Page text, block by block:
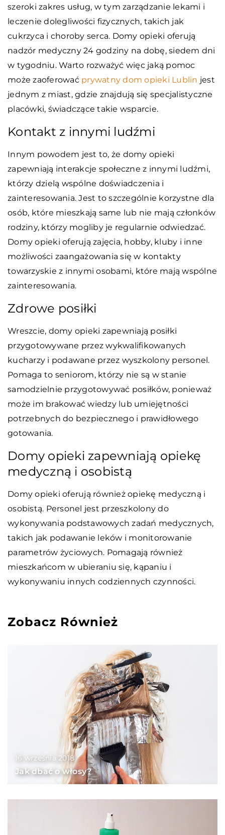
szeroki zakres usług, w tym zarządzanie lekami i
leczenie dolegliwości fizycznych, takich jak
cukrzyca i choroby serca. Domy opieki oferują
nadzór medyczny 24 godziny na dobę, siedem dni
w tygodniu. Warto rozważyć więc jaką pomoc
może zaoferować prywatny dom opieki Lublin jest
jednym z miast, gdzie znajdują się specjalistyczne
placówki, świadczące takie wsparcie.
Kontakt z innymi ludźmi
Innym powodem jest to, że domy opieki
zapewniają interakcje społeczne z innymi ludźmi,
którzy dzielą wspólne doświadczenia i
zainteresowania. Jest to szczególnie korzystne dla
osób, które mieszkają same lub nie mają członków
rodziny, którzy mogliby je regularnie odwiedzać.
Domy opieki oferują zajęcia, hobby, kluby i inne
możliwości zaangażowania się w kontakty
towarzyskie z innymi osobami, które mają wspólne
zainteresowania.
Zdrowe posiłki
Wreszcie, domy opieki zapewniają posiłki
przygotowywane przez wykwalifikowanych
kucharzy i podawane przez wyszkolony personel.
Pomaga to seniorom, którzy nie są w stanie
samodzielnie przygotowywać posiłków, ponieważ
może im brakować wiedzy lub umiejętności
potrzebnych do bezpiecznego i prawidłowego
gotowania.
Domy opieki zapewniają opiekę
medyczną i osobistą
Domy opieki oferują również opiekę medyczną i
osobistą. Personel jest przeszkolony do
wykonywania podstawowych zadań medycznych,
takich jak podawanie leków i monitorowanie
parametrów życiowych. Pomagają również
mieszkańcom w ubieraniu się, kąpaniu i
wykonywaniu innych codziennych czynności.
Zobacz Również
16 września 2018
Jak dbać o włosy?